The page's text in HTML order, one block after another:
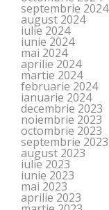
septembrie 2024
august 2024
iulie 2024
iunie 2024
mai 2024
aprilie 2024
martie 2024
februarie 2024
ianuarie 2024
decembrie 2023
noiembrie 2023
octombrie 2023
septembrie 2023
august 2023
iulie 2023
iunie 2023
mai 2023
aprilie 2023